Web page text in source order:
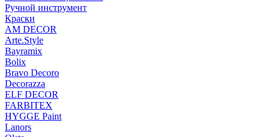
Ручной инструмент
Краски
AM DECOR
Arte.Style
Bayramix
Bolix
Bravo Decoro
Decorazza
ELF DECOR
FARBITEX
HYGGE Paint
Lanors